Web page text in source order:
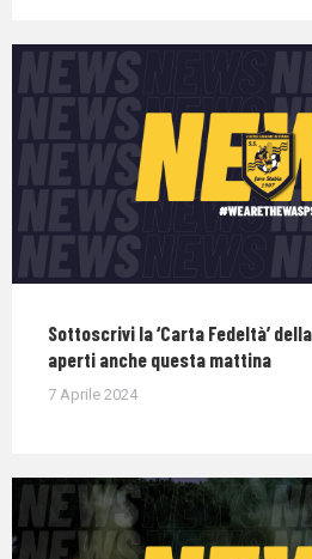
Sottoscrivi la ‘Carta Fedeltà’
aperti anche questa mattina
7 Aprile 2024